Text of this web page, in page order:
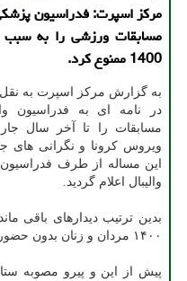
مرکز اسپرت: فدراسیون
مسابقات ورزشی را به
1400 ممنوع کرد.
به گزارش مرکز اسپرت به
در نامه ای به فدراسیون
مسابقات را تا آخر سال
ویروس کرونا و نگرانی های
این مساله از طرف فدراسیون
والیبال اعلام گردید.
بدین ترتیب دیدارهای باقی
۱۴۰۰ مردان و زنان بدون حضور تماشاگران انجام خواهد شد.
پیش از این و پیرو مصوبه